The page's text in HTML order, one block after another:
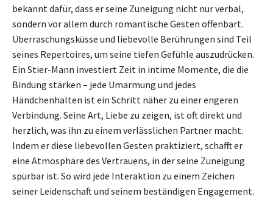
bekannt dafür, dass er seine Zuneigung nicht nur verbal,
sondern vor allem durch romantische Gesten offenbart.
Überraschungsküsse und liebevolle Berührungen sind Teil
seines Repertoires, um seine tiefen Gefühle auszudrücken.
Ein Stier-Mann investiert Zeit in intime Momente, die die
Bindung stärken – jede Umarmung und jedes
Händchenhalten ist ein Schritt näher zu einer engeren
Verbindung. Seine Art, Liebe zu zeigen, ist oft direkt und
herzlich, was ihn zu einem verlässlichen Partner macht.
Indem er diese liebevollen Gesten praktiziert, schafft er
eine Atmosphäre des Vertrauens, in der seine Zuneigung
spürbar ist. So wird jede Interaktion zu einem Zeichen
seiner Leidenschaft und seinem beständigen Engagement.